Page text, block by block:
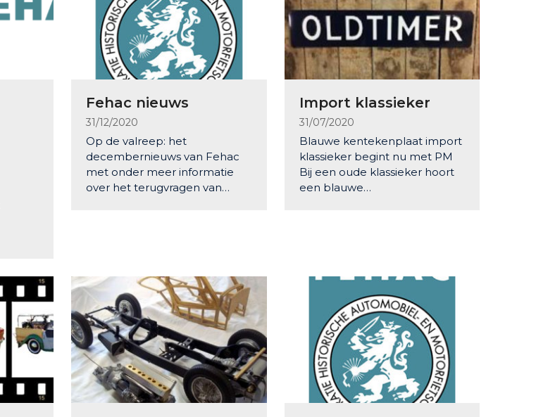
Fehac nieuws
31/12/2020
Op de valreep: het
decembernieuws van Fehac
met onder meer informatie
over het terugvragen van…
Import klassieker
31/07/2020
Blauwe kentekenplaat import
klassieker begint nu met PM
Bij een oude klassieker hoort
een blauwe…